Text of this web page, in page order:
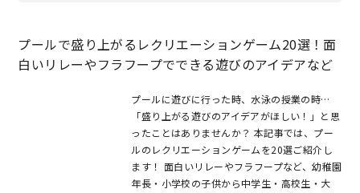
プールで盛り上がるレクリエーションゲーム20選！面
白いリレーやフラフープでできる遊びのアイデアなど
プールに遊びに行った時、水泳の授業の時…
「盛り上がる遊びのアイデアがほしい！」と思
ったことはありませんか？ 本記事では、プー
ルのレクリエーションゲームを20選ご紹介し
ます！ 面白いリレーやフラフープなど、幼稚園
年長・小学校の子供から中学生・高校生・大